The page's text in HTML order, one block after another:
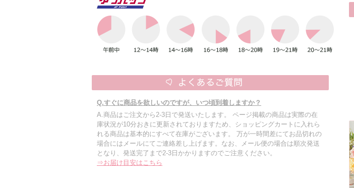
Q.すぐに商品を欲しいのですが、いつ頃到着しますか？
A.商品はご注文から2-3日で発送いたします。 ページ掲載の商品は実際の在
庫状況が10分おきに更新されておりますため、ショッピングカートに入れら
れる商品は基本的にすべて在庫がございます。 万が一時間差にてお品切れの
場合にはメールにてご連絡差し上げます。なお、メール便の場合は順次発送
となり、発送完了まで2-3日かかりますのでご注意ください。
⇒お届け目安はこちら